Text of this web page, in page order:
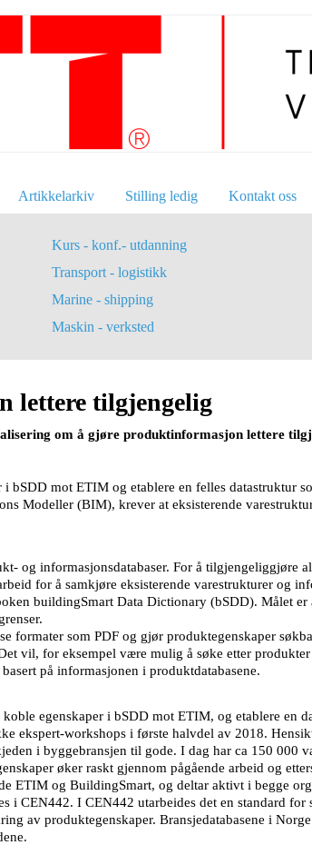
Artikkelarkiv Stilling ledig Kontakt oss
Kurs - konf.- utdanning
Transport - logistikk
Marine - shipping
Maskin - verksted
lettere tilgjengelig
om å gjøre produktinformasjon lettere
bSDD mot ETIM og etablere en felles datastruktur
Modeller (BIM), krever at eksisterende
og informasjonsdatabaser. For å tilgjengeliggjøre
for å samkjøre eksisterende varestrukturer og
buildingSmart Data Dictionary (bSDD). Målet
formater som PDF og gjør produktegenskaper
vil, for eksempel være mulig å søke etter
på informasjonen i produktdatabasene.
egenskaper i bSDD mot ETIM, og etablere en
ekspert-workshops i første halvdel av 2018.
i byggebransjen til gode. I dag har ca 150 000
øker raskt gjennom pågående arbeid og
ETIM og BuildingSmart, og deltar aktivt i begge
i CEN442. I CEN442 utarbeides det en standard
av produktegenskaper. Bransjedatabasene i